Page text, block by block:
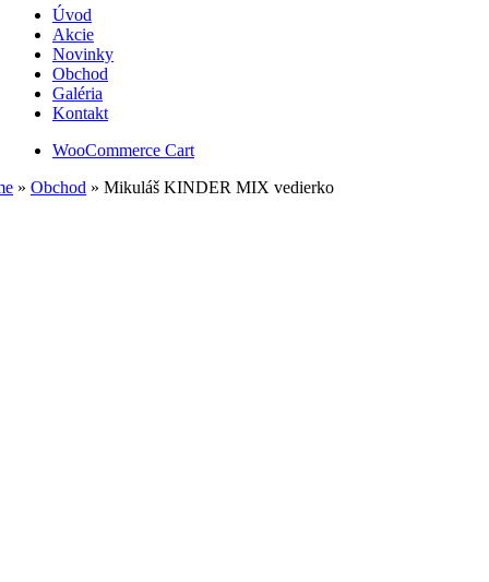
Úvod
Akcie
Novinky
Obchod
Galéria
Kontakt
WooCommerce Cart
» Obchod » Mikuláš KINDER MIX vedierko